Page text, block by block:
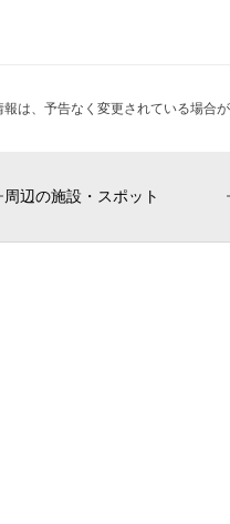
は、予告なく変更されている場合
周辺の施設・スポット